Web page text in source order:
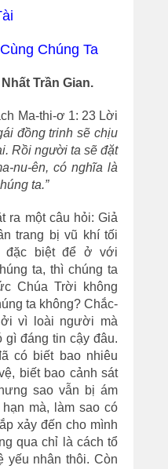
Chúng Ta
Trần Gian.
Ma-thi-ơ 1: 23 Lời
đồng trinh sẽ chịu
Rồi người ta sẽ đặt
nu-ên, có nghĩa là
ta.”
một câu hỏi: Giả
trang bị vũ khí tối
đặc biệt để ở với
ta, thì chúng ta
Chúa Trời không
ta không? Chắc-
vì loài người mà
đáng tin cậy đâu.
có biết bao nhiêu
biết bao cảnh sát
sao vẫn bị ám
mà, làm sao có
xảy đến cho mình
qua chỉ là cách tổ
yếu nhân thôi. Còn